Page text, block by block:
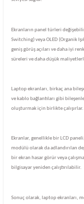
Ekranların panel türleri
Switching) veya OLED (Organik
geniş görüş açıları ve daha iyi
süreleri ve daha düşük
Laptop ekranları, birkaç ana
ve kablo bağlantıları gibi
oluşturmak için birlikte çalışırlar.
Ekranlar, genellikle bir LCD
modülü olarak da adlandırılan
bir ekran hasar görür veya
bilgisayar yeniden çalıştırılabilir.
Sonuç olarak, laptop ekranları,